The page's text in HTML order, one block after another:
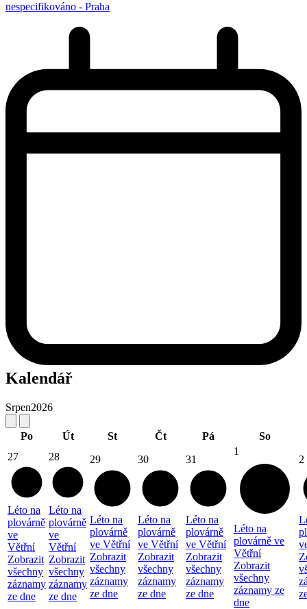
nespecifikováno - Praha
Kalendář
Srpen2026
Po Út St Čt Pá
So
27
Léto na
plovárně
ve
Větřní
Zobrazit
všechny
záznamy
ze dne
28
Léto na
plovárně
ve
Větřní
Zobrazit
všechny
záznamy
ze dne
29
Léto na
plovárně
ve Větřní
Zobrazit
všechny
záznamy
ze dne
30
Léto na
plovárně
ve Větřní
Zobrazit
všechny
záznamy
ze dne
31
Léto na
plovárně
ve Větřní
Zobrazit
všechny
záznamy
ze dne
1
Léto na
plovárně ve
Větřní
Zobrazit
všechny
záznamy ze
dne
2